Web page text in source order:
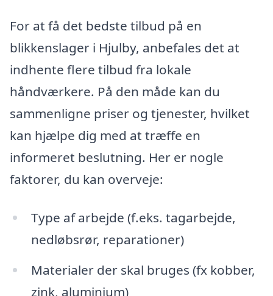
For at få det bedste tilbud på en
blikkenslager i Hjulby, anbefales det at
indhente flere tilbud fra lokale
håndværkere. På den måde kan du
sammenligne priser og tjenester, hvilket
kan hjælpe dig med at træffe en
informeret beslutning. Her er nogle
faktorer, du kan overveje:
Type af arbejde (f.eks. tagarbejde,
nedløbsrør, reparationer)
Materialer der skal bruges (fx kobber,
zink, aluminium)